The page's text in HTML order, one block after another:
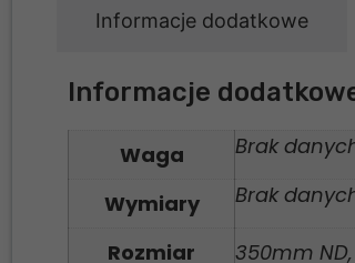
Informacje dodatkowe
Informacje
Waga Brak
Wymiary Brak
Rozmiar 350mm